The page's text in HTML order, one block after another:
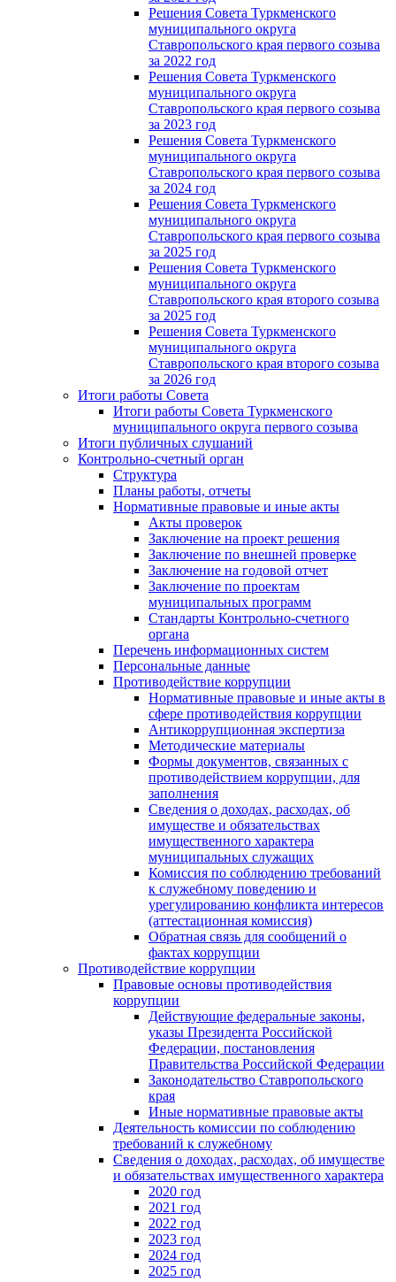
Решения Совета Туркменского
муниципального округа
Ставропольского края первого созыва
за 2022 год
Решения Совета Туркменского
муниципального округа
Ставропольского края первого созыва
за 2023 год
Решения Совета Туркменского
муниципального округа
Ставропольского края первого созыва
за 2024 год
Решения Совета Туркменского
муниципального округа
Ставропольского края первого созыва
за 2025 год
Решения Совета Туркменского
муниципального округа
Ставропольского края второго созыва
за 2025 год
Решения Совета Туркменского
муниципального округа
Ставропольского края второго созыва
за 2026 год
Итоги работы Совета
Итоги работы Совета Туркменского
муниципального округа первого созыва
Итоги публичных слушаний
Контрольно-счетный орган
Структура
Планы работы, отчеты
Нормативные правовые и иные акты
Акты проверок
Заключение на проект решения
Заключение по внешней проверке
Заключение на годовой отчет
Заключение по проектам
муниципальных программ
Стандарты Контрольно-счетного
органа
Перечень информационных систем
Персональные данные
Противодействие коррупции
Нормативные правовые и иные акты в
сфере противодействия коррупции
Антикоррупционная экспертиза
Методические материалы
Формы документов, связанных с
противодействием коррупции, для
заполнения
Сведения о доходах, расходах, об
имуществе и обязательствах
имущественного характера
муниципальных служащих
Комиссия по соблюдению требований
к служебному поведению и
урегулированию конфликта интересов
(аттестационная комиссия)
Обратная связь для сообщений о
фактах коррупции
Противодействие коррупции
Правовые основы противодействия
коррупции
Действующие федеральные законы,
указы Президента Российской
Федерации, постановления
Правительства Российской Федерации
Законодательство Ставропольского
края
Иные нормативные правовые акты
Деятельность комиссии по соблюдению
требований к служебному
Сведения о доходах, расходах, об имуществе
и обязательствах имущественного характера
2020 год
2021 год
2022 год
2023 год
2024 год
2025 год